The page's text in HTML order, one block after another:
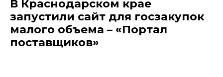
В Краснодарском крае
запустили сайт для госзакупок
малого объема – «Портал
поставщиков»